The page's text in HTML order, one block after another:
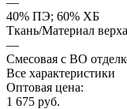
40% ПЭ; 60% ХБ
Ткань/Материал верха
—
Смесовая с ВО
Все характеристики
Оптовая цена:
1 675 руб.